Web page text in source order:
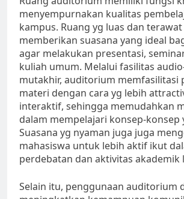
menyempurnakan kualitas
kampus. Ruang yg luas dan
memberikan suasana yang ideal
agar melakukan presentasi,
kuliah umum. Melalui fasilitas
mutakhir, auditorium memfasilitasi
materi dengan cara yg lebih
interaktif, sehingga memudahkan
dalam mempelajari konsep-konsep
Suasana yg nyaman juga juga
mahasiswa untuk lebih aktif ikut
perdebatan dan aktivitas akademik
Selain itu, penggunaan auditorium